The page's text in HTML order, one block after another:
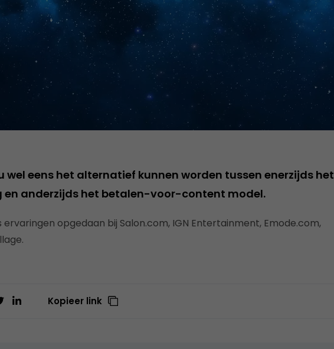
wel eens het alternatief kunnen worden tussen enerzijds het
en anderzijds het betalen-voor-content model.
ervaringen opgedaan bij Salon.com, IGN Entertainment, Emode.com,
Kopieer link